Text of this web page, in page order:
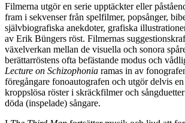
Filmerna utgör en serie upptäckter eller
fram i sekvenser från spelfilmer, popsånger,
självbiografiska anekdoter, grafiska
av Erik Büngers röst. Filmernas
växelverkan mellan de visuella och sonora
berättarröstens ofta befästande modus och
Lecture on Schizophonia ramas in av
föregångare fonoautografen och utgör delvis
kroppslösa röster i skräckfilmer och
döda (inspelade) sångare.